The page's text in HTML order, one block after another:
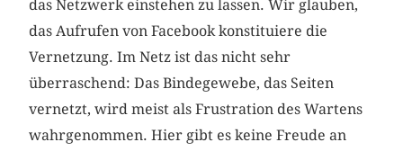
das Netzwerk einstehen zu lassen. Wir glauben,
das Aufrufen von Facebook konstituiere die
Vernetzung. Im Netz ist das nicht sehr
überraschend: Das Bindegewebe, das Seiten
vernetzt, wird meist als Frustration des Wartens
wahrgenommen. Hier gibt es keine Freude an